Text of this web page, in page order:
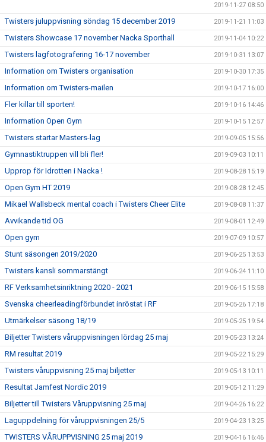
2019-11-27 08:50
Twisters juluppvisning söndag 15 december 2019 2019-11-21 11:03
Twisters Showcase 17 november Nacka Sporthall 2019-11-04 10:22
Twisters lagfotografering 16-17 november 2019-10-31 13:07
Information om Twisters organisation 2019-10-30 17:35
Information om Twisters-mailen 2019-10-17 16:00
Fler killar till sporten! 2019-10-16 14:46
Information Open Gym 2019-10-15 12:57
Twisters startar Masters-lag 2019-09-05 15:56
Gymnastiktruppen vill bli fler! 2019-09-03 10:11
Upprop för Idrotten i Nacka ! 2019-08-28 15:19
Open Gym HT 2019 2019-08-28 12:45
Mikael Wallsbeck mental coach i Twisters Cheer Elite 2019-08-08 11:37
Avvikande tid OG 2019-08-01 12:49
Open gym 2019-07-09 10:57
Stunt säsongen 2019/2020 2019-06-25 13:53
Twisters kansli sommarstängt 2019-06-24 11:10
RF Verksamhetsinriktning 2020 - 2021 2019-06-15 15:58
Svenska cheerleadingförbundet inröstat i RF 2019-05-26 17:18
Utmärkelser säsong 18/19 2019-05-25 19:54
Biljetter Twisters våruppvisningen lördag 25 maj 2019-05-23 13:24
RM resultat 2019 2019-05-22 15:29
Twisters våruppvisning 25 maj biljetter 2019-05-13 10:11
Resultat Jamfest Nordic 2019 2019-05-12 11:29
Biljetter till Twisters Våruppvisning 25 maj 2019-04-26 16:22
Laguppdelning för våruppvisningen 25/5 2019-04-23 13:25
TWISTERS VÅRUPPVISNING 25 maj 2019 2019-04-16 16:46